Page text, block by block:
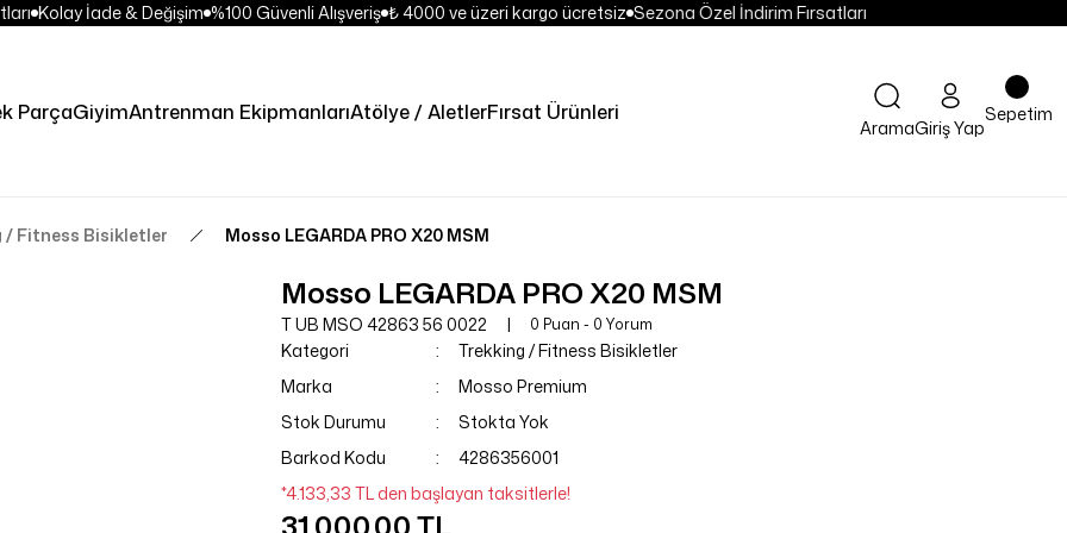
Kolay İade & Değişim %100 Güvenli Alışveriş ₺ 4000 ve üzeri kargo ücretsiz Sezona Özel İndirim Fırsatları
ParçaGiyimAntrenman EkipmanlarıAtölye / AletlerFırsat Ürünleri
AramaGiriş Yap
Sepetim
/ Fitness Bisikletler Mosso LEGARDA PRO X20 MSM
Mosso LEGARDA PRO X20 MSM
T UB MSO 42863 56 0022 0 Puan - 0 Yorum
Kategori
Trekking / Fitness Bisikletler
Marka
Mosso Premium
Stok Durumu
Stokta Yok
Barkod Kodu
4286356001
*4.133,33 TL den başlayan taksitlerle!